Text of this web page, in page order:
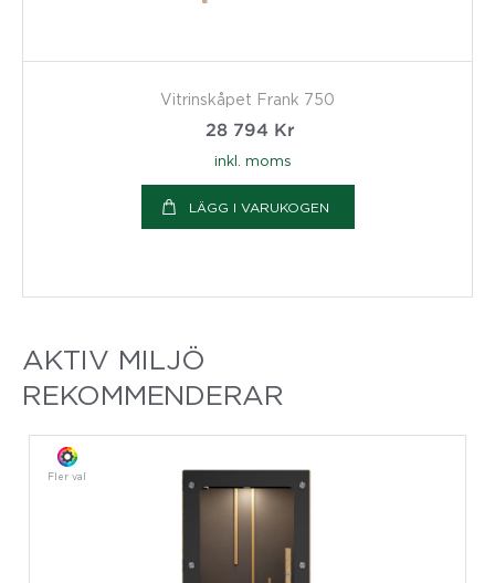
Vitrinskåpet Frank 750
28 794 Kr
inkl. moms
LÄGG I VARUKOGEN
AKTIV MILJÖ
REKOMMENDERAR
Fler val